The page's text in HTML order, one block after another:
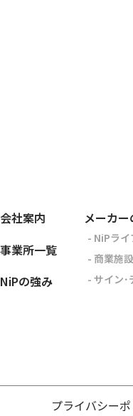
会社案内
事業所一覧
NiPの強み
メーカ
- NiPライ
- 商業施
- サイン･
プライバシー